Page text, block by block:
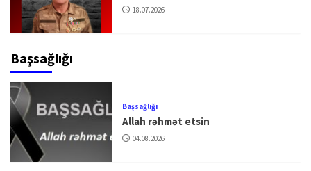
18.07.2026
Başsağlığı
Başsağlığı
Allah rəhmət etsin
04.08.2026